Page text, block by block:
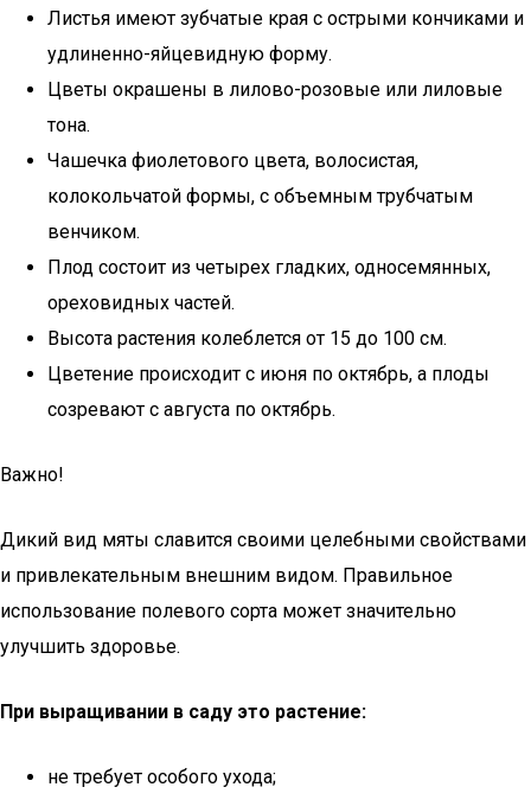
Листья имеют зубчатые края с острыми кончиками и
удлиненно-яйцевидную форму.
Цветы окрашены в лилово-розовые или лиловые
тона.
Чашечка фиолетового цвета, волосистая,
колокольчатой формы, с объемным трубчатым
венчиком.
Плод состоит из четырех гладких, односемянных,
ореховидных частей.
Высота растения колеблется от 15 до 100 см.
Цветение происходит с июня по октябрь, а плоды
созревают с августа по октябрь.
Важно!
Дикий вид мяты славится своими целебными свойствами
и привлекательным внешним видом. Правильное
использование полевого сорта может значительно
улучшить здоровье.
При выращивании в саду это растение:
не требует особого ухода;